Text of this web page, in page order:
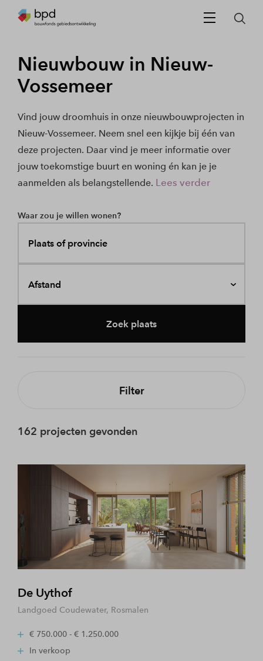
Nieuwbouw in Nieuw-
Vossemeer
Vind jouw droomhuis in onze nieuwbouwprojecten in
Nieuw-Vossemeer. Neem snel een kijkje bij één van
deze projecten. Daar vind je meer informatie over
jouw toekomstige buurt en woning én kan je je
aanmelden als belangstellende. Lees verder
Waar zou je willen wonen?
Plaats of provincie
Afstand
Zoek plaats
Filter
162 projecten gevonden
De Uythof
Landgoed Coudewater, Rosmalen
€ 750.000 - € 1.250.000
In verkoop